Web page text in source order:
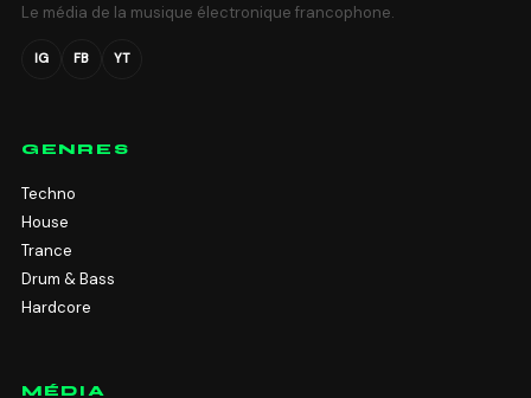
Le média de la musique électronique francophone.
IG FB YT
GENRES
Techno
House
Trance
Drum & Bass
Hardcore
MÉDIA